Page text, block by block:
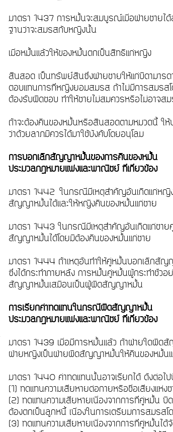
มาตรา 1437 การหมั้นจะสมบูรณ์เมื่อฝ่ายชาย
ฐานว่าจะสมรสกับหญิงนั้น
เมื่อหมั้นแล้วให้ของหมั้นตกเป็นสิทธิแก่หญิง
สินสอด เป็นทรัพย์สินซึ่งฝ่ายชายให้แก่บิดามา
ตอบแทนการที่หญิงยอมสมรส ถ้าไม่มีการสมร
ต้องรับผิดชอบ ทำให้ชายไม่สมควรหรือไม่อาจ
ถ้าจะต้องคืนของหมั้นหรือสินสอดตามหมวดนี้ ใ
ว่าด้วยลาภมิควรได้มาใช้บังคับโดยอนุโลม
การบอกเลิกสัญญาหมั้นของการคืนของหมั้น
ประมวลกฎหมายแพ่งและพาณิชย์ ที่เกี่ยวข้อง
มาตรา 1442 ในกรณีมีเหตุสำคัญอันเกิดแก่หญิ
สัญญาหมั้นได้และให้หญิงคืนของหมั้นแก่ชาย
มาตรา 1443 ในกรณีมีเหตุสำคัญอันเกิดแก่ชา
สัญญาหมั้นได้โดยมิต้องคืนของหมั้นแก่ชาย
มาตรา 1444 ถ้าเหตุอันทำให้คู่หมั้นบอกเลิกสัญ
ซึ่งได้กระทำภายหลัง การหมั้นคู่หมั้นผู้กระทำชั่ว
สัญญาหมั้นเสมือนเป็นผู้ผิดสัญญาหมั้น
การเรียกค่าทดแทนในกรณีผิดสัญญาหมั้น
ประมวลกฎหมายแพ่งและพาณิชย์ ที่เกี่ยวข้อง
มาตรา 1439 เมื่อมีการหมั้นแล้ว ถ้าฝ่ายใดผิ
ฝ่ายหญิงเป็นฝ่ายผิดสัญญาหมั้นให้คืนของหมั้น
มาตรา 1440 ค่าทดแทนนั้นอาจเรียกได้ ดังต่อไ
(1) ทดแทนความเสียหายต่อกายหรือชื่อเสียงแห่
(2) ทดแทนความเสียหายเนื่องจากการที่คู่หมั้น บิ
ต้องตกเป็นลูกหนี้ เนื่องในการเตรียมการสมรส
(3) ทดแทนความเสียหายเนื่องจากการที่คู่หมั้นไ